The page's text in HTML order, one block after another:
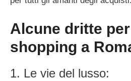
Alcune dritte
shopping a
1. Le vie del lusso: